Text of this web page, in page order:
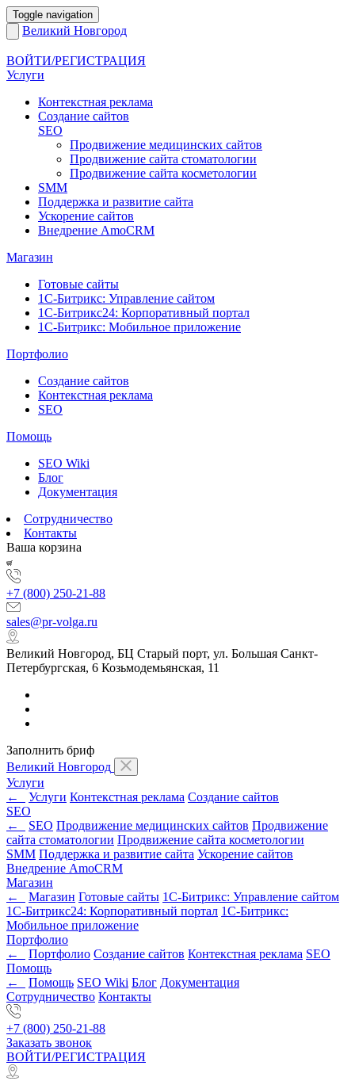
Toggle navigation
Великий Новгород
ВОЙТИ/РЕГИСТРАЦИЯ
Услуги
Контекстная реклама
Создание сайтов
SEO
Продвижение медицинских сайтов
Продвижение сайта стоматологии
Продвижение сайта косметологии
SMM
Поддержка и развитие сайта
Ускорение сайтов
Внедрение AmoCRM
Магазин
Готовые сайты
1С-Битрикс: Управление сайтом
1С-Битрикс24: Корпоративный портал
1С-Битрикс: Мобильное приложение
Портфолио
Создание сайтов
Контекстная реклама
SEO
Помощь
SEO Wiki
Блог
Документация
Сотрудничество
Контакты
Ваша корзина
+7 (800) 250-21-88
sales@pr-volga.ru
Великий Новгород, БЦ Старый порт, ул. Большая Санкт-
Петербургская, 6 Козьмодемьянская, 11
Заполнить бриф
Великий Новгород
Услуги
←
Услуги Контекстная реклама Создание сайтов
SEO
←
SEO Продвижение медицинских сайтов Продвижение
сайта стоматологии Продвижение сайта косметологии
SMM Поддержка и развитие сайта Ускорение сайтов
Внедрение AmoCRM
Магазин
←
Магазин Готовые сайты 1С-Битрикс: Управление сайтом
1С-Битрикс24: Корпоративный портал 1С-Битрикс:
Мобильное приложение
Портфолио
←
Портфолио Создание сайтов Контекстная реклама SEO
Помощь
←
Помощь SEO Wiki Блог Документация
Сотрудничество Контакты
+7 (800) 250-21-88
Заказать звонок
ВОЙТИ/РЕГИСТРАЦИЯ